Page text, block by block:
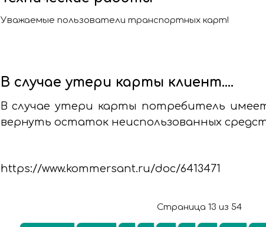
Уважаемые пользователи транспортных карт!
В случае утери карты клиент….
В случае утери карты потребитель
вернуть остаток неиспользованных
https://www.kommersant.ru/doc/6413471
Страница 13 из 54